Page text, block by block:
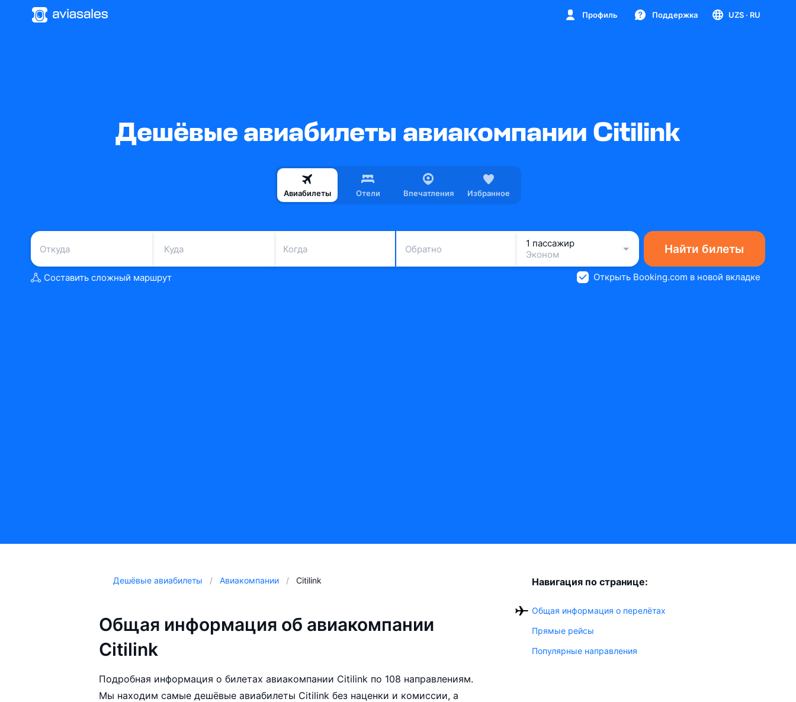
Профиль Поддержка UZS · RU
Дешёвые авиабилеты авиакомпании Citilink
Авиабилеты Отели Впечатления Избранное
Когда Обратно
1 пассажир
Эконом
Найти билеты
Составить сложный маршрут Открыть Booking.com в новой вкладке
Дешёвые авиабилеты Авиакомпании Citilink
Общая информация об авиакомпании
Citilink
Подробная информация о билетах авиакомпании Citilink по 108 направлениям.
Мы находим самые дешёвые авиабилеты Citilink без наценки и комиссии, а
Навигация по странице:
Общая информация о перелётах
Прямые рейсы
Популярные направления